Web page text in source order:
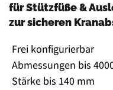
für Stützfüße &
zur sicheren
Frei konfigurierbar
Abmessungen bis
Stärke bis 140 mm